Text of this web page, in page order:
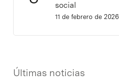
social
11 de febrero de 2026
Últimas noticias